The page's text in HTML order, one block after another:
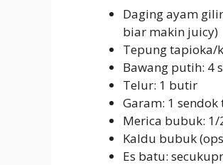
Daging ayam
biar makin juicy)
Tepung tapioka/
Bawang putih: 4
Telur: 1 butir
Garam: 1 sendok
Merica bubuk: 1/
Kaldu bubuk
Es batu: